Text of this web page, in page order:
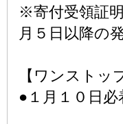
※寄付受領証
月５日以降の
【ワンストッ
●１月１０日必